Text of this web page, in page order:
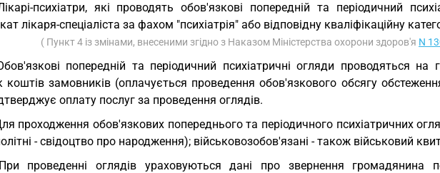
психіатри, які проводять обов'язкові попередній та періодичний
лікаря-спеціаліста за фахом "психіатрія" або відповідну кваліфікаційну
( Пункт 4 із змінами, внесеними згідно з Наказом Міністерства охорони здоров'я N
попередній та періодичний психіатричні огляди проводяться на
коштів замовників (оплачується проведення обов'язкового обсягу
оплату послуг за проведення оглядів.
проходження обов'язкових попереднього та періодичного психіатричних
- свідоцтво про народження); військовозобов'язані - також військовий
проведенні оглядів ураховуються дані про звернення громадянина